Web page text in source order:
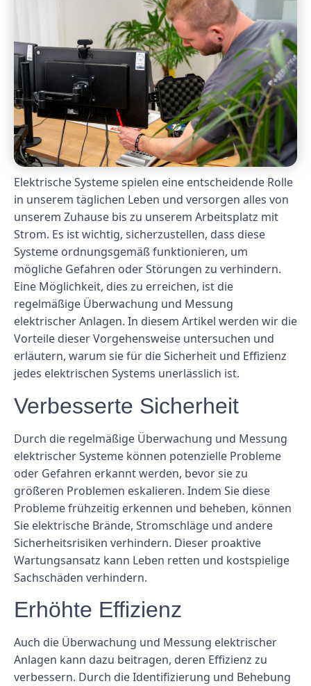
Elektrische Systeme spielen eine entscheidende Rolle
in unserem täglichen Leben und versorgen alles von
unserem Zuhause bis zu unserem Arbeitsplatz mit
Strom. Es ist wichtig, sicherzustellen, dass diese
Systeme ordnungsgemäß funktionieren, um
mögliche Gefahren oder Störungen zu verhindern.
Eine Möglichkeit, dies zu erreichen, ist die
regelmäßige Überwachung und Messung
elektrischer Anlagen. In diesem Artikel werden wir die
Vorteile dieser Vorgehensweise untersuchen und
erläutern, warum sie für die Sicherheit und Effizienz
jedes elektrischen Systems unerlässlich ist.
Verbesserte Sicherheit
Durch die regelmäßige Überwachung und Messung
elektrischer Systeme können potenzielle Probleme
oder Gefahren erkannt werden, bevor sie zu
größeren Problemen eskalieren. Indem Sie diese
Probleme frühzeitig erkennen und beheben, können
Sie elektrische Brände, Stromschläge und andere
Sicherheitsrisiken verhindern. Dieser proaktive
Wartungsansatz kann Leben retten und kostspielige
Sachschäden verhindern.
Erhöhte Effizienz
Auch die Überwachung und Messung elektrischer
Anlagen kann dazu beitragen, deren Effizienz zu
verbessern. Durch die Identifizierung und Behebung